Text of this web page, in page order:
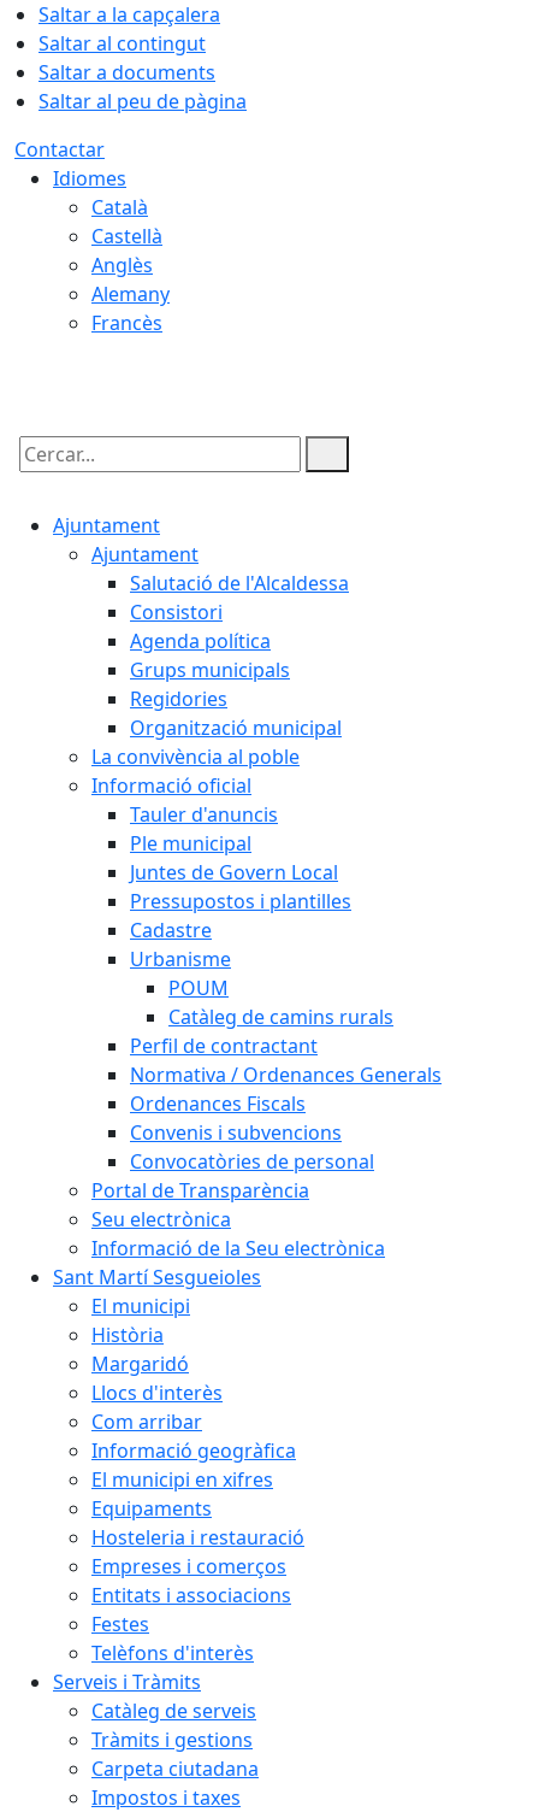
Saltar a la capçalera
Saltar al contingut
Saltar a documents
Saltar al peu de pàgina
Contactar
Idiomes
Català
Castellà
Anglès
Alemany
Francès
Cercar:
Ajuntament
Ajuntament
Salutació de l'Alcaldessa
Consistori
Agenda política
Grups municipals
Regidories
Organització municipal
La convivència al poble
Informació oficial
Tauler d'anuncis
Ple municipal
Juntes de Govern Local
Pressupostos i plantilles
Cadastre
Urbanisme
POUM
Catàleg de camins rurals
Perfil de contractant
Normativa / Ordenances Generals
Ordenances Fiscals
Convenis i subvencions
Convocatòries de personal
Portal de Transparència
Seu electrònica
Informació de la Seu electrònica
Sant Martí Sesgueioles
El municipi
Història
Margaridó
Llocs d'interès
Com arribar
Informació geogràfica
El municipi en xifres
Equipaments
Hosteleria i restauració
Empreses i comerços
Entitats i associacions
Festes
Telèfons d'interès
Serveis i Tràmits
Catàleg de serveis
Tràmits i gestions
Carpeta ciutadana
Impostos i taxes